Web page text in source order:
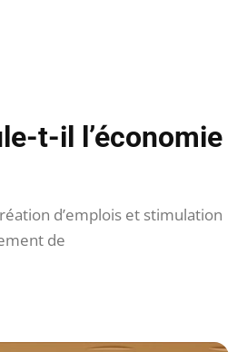
t-il l’économie
d’emplois et stimulation
de